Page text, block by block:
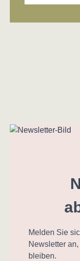
Melden Sie
Newsletter
bleiben.